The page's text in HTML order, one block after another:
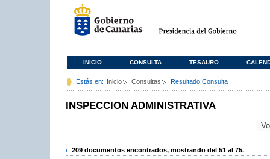
INICIO CONSULTA TESAURO
Estás en: Inicio Consultas Resultado Consulta
INSPECCION ADMINISTRATIVA
209 documentos encontrados, mostrando del 51 al 75.